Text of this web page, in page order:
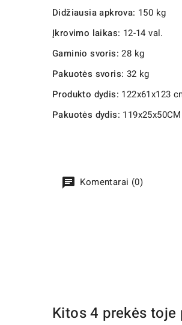
Didžiausia apkrova: 150 kg
Įkrovimo laikas: 12-14 val.
Gaminio svoris: 28 kg
Pakuotės svoris: 32 kg
Produkto dydis: 122x61x123
Pakuotės dydis: 119x25x50CM
Komentarai (0)
Kitos 4 prekės